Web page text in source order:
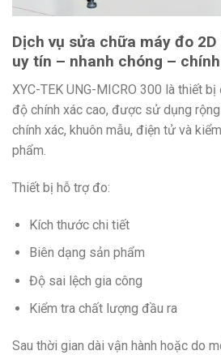
Dịch vụ sửa chữa máy đo 2D
uy tín – nhanh chóng –
XYC-TEK UNG-MICRO 300 là thiết
độ chính xác cao, được sử dụng
chính xác, khuôn mẫu, điện tử và
phẩm.
Thiết bị hỗ trợ đo:
Kích thước chi tiết
Biên dạng sản phẩm
Độ sai lệch gia công
Kiểm tra chất lượng đầu ra
Sau thời gian dài vận hành hoặc do